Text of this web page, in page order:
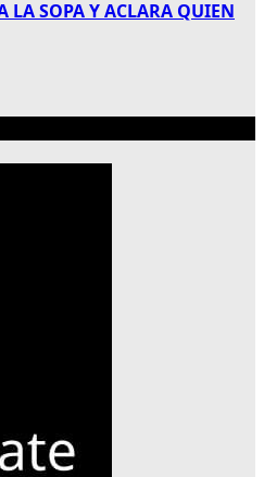
LA SOPA Y ACLARA QUIEN